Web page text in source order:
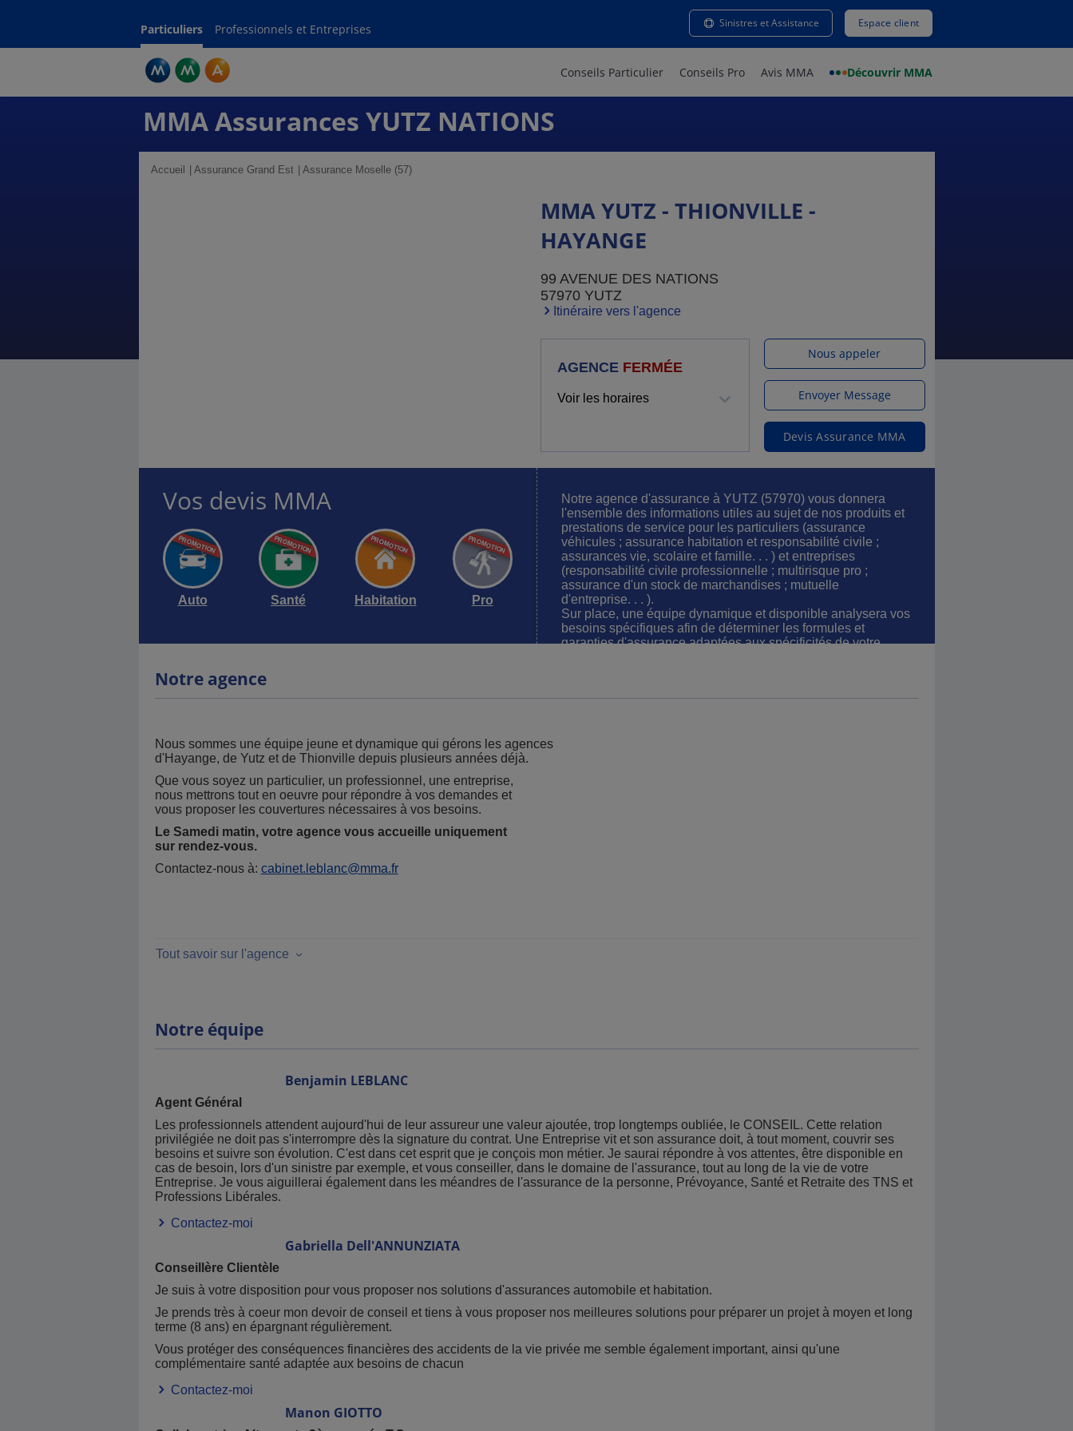
Particuliers Professionnels et Entreprises Sinistres et Assistance Espace client
Conseils Particulier Conseils Pro Avis MMA Découvrir MMA
MMA Assurances YUTZ NATIONS
Accueil Assurance Grand Est Assurance Moselle (57)
MMA YUTZ - THIONVILLE -
HAYANGE
99 AVENUE DES NATIONS
57970 YUTZ
Itinéraire vers l'agence
AGENCE FERMÉE
Voir les horaires
Nous appeler
Envoyer Message
Devis Assurance MMA
Vos devis MMA
Auto Santé Habitation Pro
Notre agence d'assurance à YUTZ (57970) vous donnera
l'ensemble des informations utiles au sujet de nos produits et
prestations de service pour les particuliers (assurance
véhicules ; assurance habitation et responsabilité civile ;
assurances vie, scolaire et famille. . . ) et entreprises
(responsabilité civile professionnelle ; multirisque pro ;
assurance d'un stock de marchandises ; mutuelle
d'entreprise. . . ).
Sur place, une équipe dynamique et disponible analysera vos
besoins spécifiques afin de déterminer les formules et
garanties d'assurance adaptées aux spécificités de votre
professionnelle en toute quiétude, en sachant que vous serez
Notre agence
Nous sommes une équipe jeune et dynamique qui gérons les agences
d'Hayange, de Yutz et de Thionville depuis plusieurs années déjà.
Que vous soyez un particulier, un professionnel, une entreprise,
nous mettrons tout en oeuvre pour répondre à vos demandes et
vous proposer les couvertures nécessaires à vos besoins.
Le Samedi matin, votre agence vous accueille uniquement
sur rendez-vous.
Contactez-nous à: cabinet.leblanc@mma.fr
Tout savoir sur l'agence
Notre équipe
Benjamin LEBLANC
Agent Général
Les professionnels attendent aujourd'hui de leur assureur une valeur ajoutée, trop longtemps oubliée, le CONSEIL. Cette relation
privilégiée ne doit pas s'interrompre dès la signature du contrat. Une Entreprise vit et son assurance doit, à tout moment, couvrir ses
besoins et suivre son évolution. C'est dans cet esprit que je conçois mon métier. Je saurai répondre à vos attentes, être disponible en
cas de besoin, lors d'un sinistre par exemple, et vous conseiller, dans le domaine de l'assurance, tout au long de la vie de votre
Entreprise. Je vous aiguillerai également dans les méandres de l'assurance de la personne, Prévoyance, Santé et Retraite des TNS et
Professions Libérales.
Contactez-moi
Gabriella Dell'ANNUNZIATA
Conseillère Clientèle
Je suis à votre disposition pour vous proposer nos solutions d'assurances automobile et habitation.
Je prends très à coeur mon devoir de conseil et tiens à vous proposer nos meilleures solutions pour préparer un projet à moyen et long
terme (8 ans) en épargnant régulièrement.
Vous protéger des conséquences financières des accidents de la vie privée me semble également important, ainsi qu'une
complémentaire santé adaptée aux besoins de chacun
Contactez-moi
Manon GIOTTO